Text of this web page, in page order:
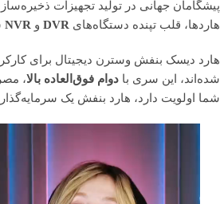
پیشگامان جهانی در تولید تجهیزات
هاردها، قلب تپنده دستگاه‌های DVR و NVR
شده‌اند، این سری با دوام فوق‌العاده بالا،
شما اولویت دارد، هارد بنفش یک